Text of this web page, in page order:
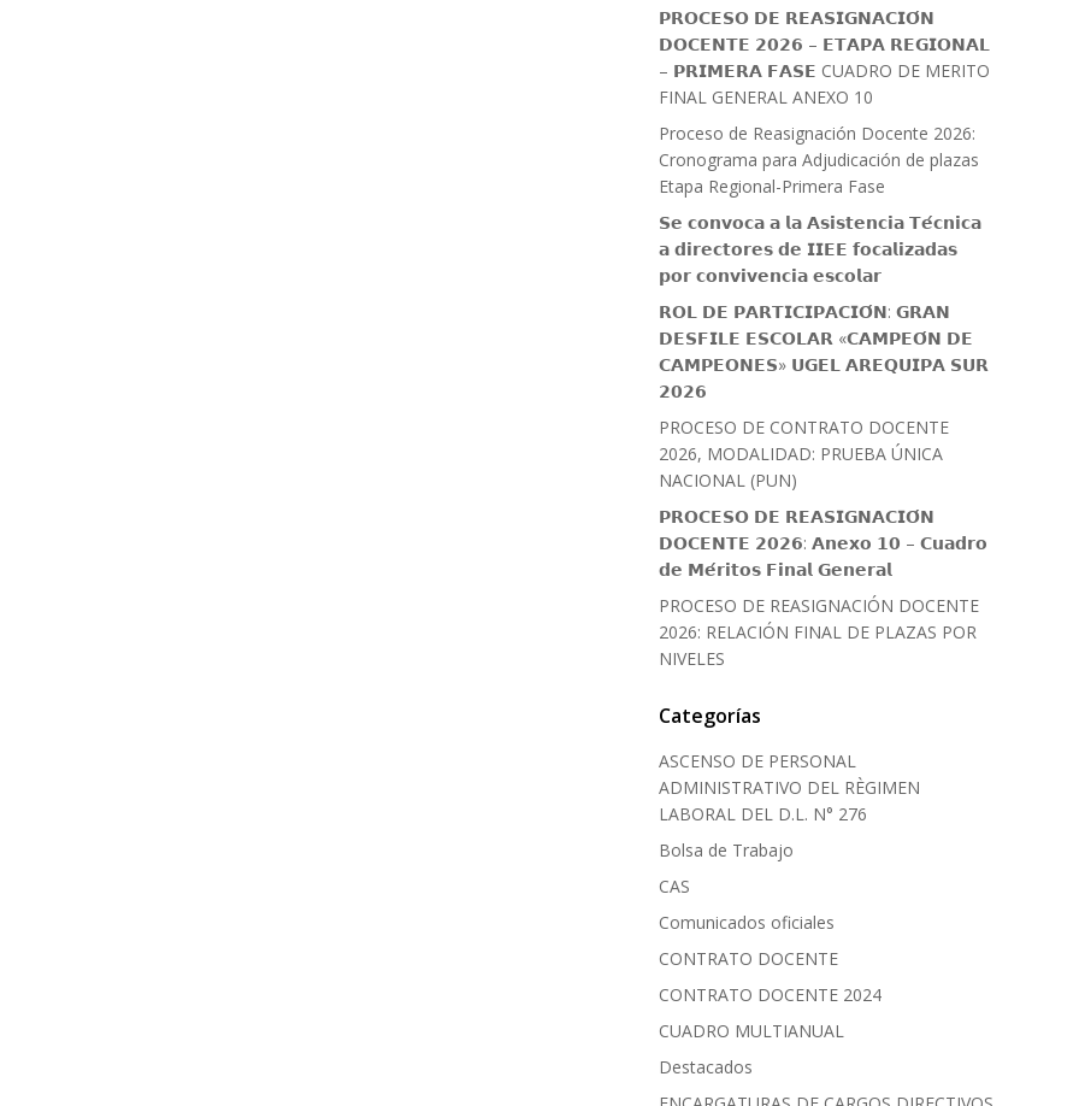
𝗣𝗥𝗢𝗖𝗘𝗦𝗢 𝗗𝗘 𝗥𝗘𝗔𝗦𝗜𝗚𝗡𝗔𝗖𝗜𝗢́𝗡
𝗗𝗢𝗖𝗘𝗡𝗧𝗘 𝟮𝟬𝟮𝟲 – 𝗘𝗧𝗔𝗣𝗔 𝗥𝗘𝗚𝗜𝗢𝗡𝗔𝗟
– 𝗣𝗥𝗜𝗠𝗘𝗥𝗔 𝗙𝗔𝗦𝗘 CUADRO DE MERITO
FINAL GENERAL ANEXO 10
Proceso de Reasignación Docente 2026:
Cronograma para Adjudicación de plazas
Etapa Regional-Primera Fase
𝗦𝗲 𝗰𝗼𝗻𝘃𝗼𝗰𝗮 𝗮 𝗹𝗮 𝗔𝘀𝗶𝘀𝘁𝗲𝗻𝗰𝗶𝗮 𝗧𝗲́𝗰𝗻𝗶𝗰𝗮
𝗮 𝗱𝗶𝗿𝗲𝗰𝘁𝗼𝗿𝗲𝘀 𝗱𝗲 𝗜𝗜𝗘𝗘 𝗳𝗼𝗰𝗮𝗹𝗶𝘇𝗮𝗱𝗮𝘀
𝗽𝗼𝗿 𝗰𝗼𝗻𝘃𝗶𝘃𝗲𝗻𝗰𝗶𝗮 𝗲𝘀𝗰𝗼𝗹𝗮𝗿
𝗥𝗢𝗟 𝗗𝗘 𝗣𝗔𝗥𝗧𝗜𝗖𝗜𝗣𝗔𝗖𝗜𝗢́𝗡: 𝗚𝗥𝗔𝗡
𝗗𝗘𝗦𝗙𝗜𝗟𝗘 𝗘𝗦𝗖𝗢𝗟𝗔𝗥 «𝗖𝗔𝗠𝗣𝗘𝗢́𝗡 𝗗𝗘
𝗖𝗔𝗠𝗣𝗘𝗢𝗡𝗘𝗦» 𝗨𝗚𝗘𝗟 𝗔𝗥𝗘𝗤𝗨𝗜𝗣𝗔 𝗦𝗨𝗥
𝟮𝟬𝟮𝟲
PROCESO DE CONTRATO DOCENTE
2026, MODALIDAD: PRUEBA ÚNICA
NACIONAL (PUN)
𝗣𝗥𝗢𝗖𝗘𝗦𝗢 𝗗𝗘 𝗥𝗘𝗔𝗦𝗜𝗚𝗡𝗔𝗖𝗜𝗢́𝗡
𝗗𝗢𝗖𝗘𝗡𝗧𝗘 𝟮𝟬𝟮𝟲: 𝗔𝗻𝗲𝘅𝗼 𝟭𝟬 – 𝗖𝘂𝗮𝗱𝗿𝗼
𝗱𝗲 𝗠𝗲́𝗿𝗶𝘁𝗼𝘀 𝗙𝗶𝗻𝗮𝗹 𝗚𝗲𝗻𝗲𝗿𝗮𝗹
PROCESO DE REASIGNACIÓN DOCENTE
2026: RELACIÓN FINAL DE PLAZAS POR
NIVELES
Categorías
ASCENSO DE PERSONAL
ADMINISTRATIVO DEL RÈGIMEN
LABORAL DEL D.L. N° 276
Bolsa de Trabajo
CAS
Comunicados oficiales
CONTRATO DOCENTE
CONTRATO DOCENTE 2024
CUADRO MULTIANUAL
Destacados